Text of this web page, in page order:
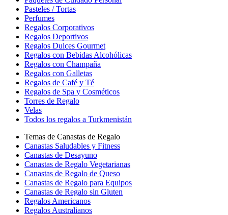
Pasteles / Tortas
Perfumes
Regalos Corporativos
Regalos Deportivos
Regalos Dulces Gourmet
Regalos con Bebidas Alcohólicas
Regalos con Champaña
Regalos con Galletas
Regalos de Café y Té
Regalos de Spa y Cosméticos
Torres de Regalo
Velas
Todos los regalos a Turkmenistán
Temas de Canastas de Regalo
Canastas Saludables y Fitness
Canastas de Desayuno
Canastas de Regalo Vegetarianas
Canastas de Regalo de Queso
Canastas de Regalo para Equipos
Canastas de Regalo sin Gluten
Regalos Americanos
Regalos Australianos